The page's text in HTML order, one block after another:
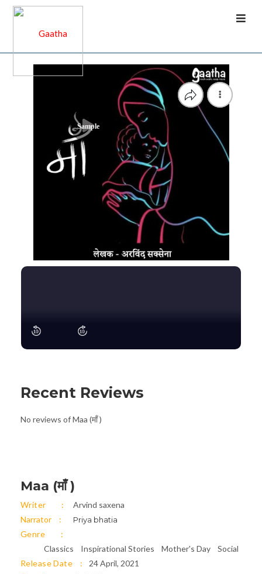
Sample
Recent Reviews
No reviews of Maa (माँ )
Maa (माँ )
Writer
Arvind saxena
Narrator
Priya bhatia
Genre
Classics
Inspirational Stories Mother's Day
Social
Release Date
24 April, 2021